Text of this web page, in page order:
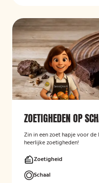
ZOETIGHEDEN OP
Zin in een zoet hapje voor
heerlijke zoetigheden!
Zoetigheid
Schaal